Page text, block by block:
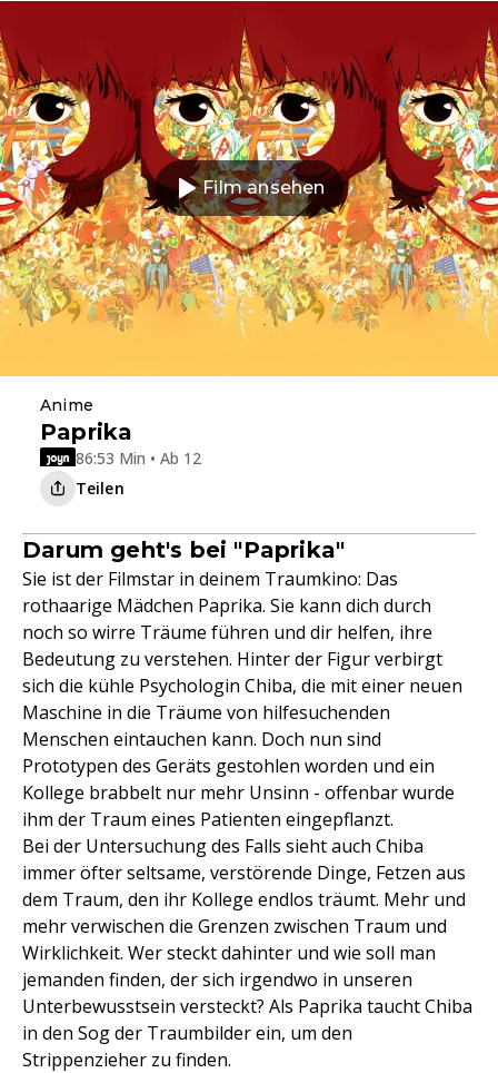
Film ansehen
Anime
Paprika
86:53 Min • Ab 12
Teilen
Darum geht's bei "Paprika"
Sie ist der Filmstar in deinem Traumkino: Das
rothaarige Mädchen Paprika. Sie kann dich durch
noch so wirre Träume führen und dir helfen, ihre
Bedeutung zu verstehen. Hinter der Figur verbirgt
sich die kühle Psychologin Chiba, die mit einer neuen
Maschine in die Träume von hilfesuchenden
Menschen eintauchen kann. Doch nun sind
Prototypen des Geräts gestohlen worden und ein
Kollege brabbelt nur mehr Unsinn - offenbar wurde
ihm der Traum eines Patienten eingepflanzt.
Bei der Untersuchung des Falls sieht auch Chiba
immer öfter seltsame, verstörende Dinge, Fetzen aus
dem Traum, den ihr Kollege endlos träumt. Mehr und
mehr verwischen die Grenzen zwischen Traum und
Wirklichkeit. Wer steckt dahinter und wie soll man
jemanden finden, der sich irgendwo in unseren
Unterbewusstsein versteckt? Als Paprika taucht Chiba
in den Sog der Traumbilder ein, um den
Strippenzieher zu finden.